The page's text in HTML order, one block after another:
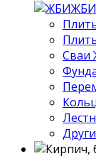
ЖБИ
Сваи